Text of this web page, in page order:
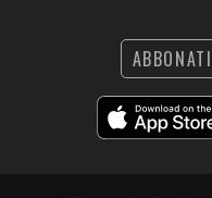
ABBONATI